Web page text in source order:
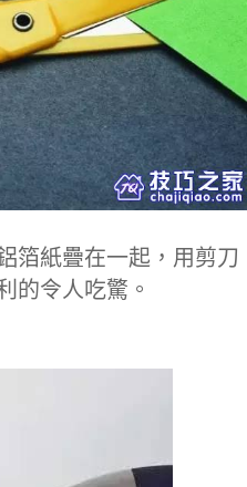
箔紙疊在一起，用剪刀
的令人吃驚。